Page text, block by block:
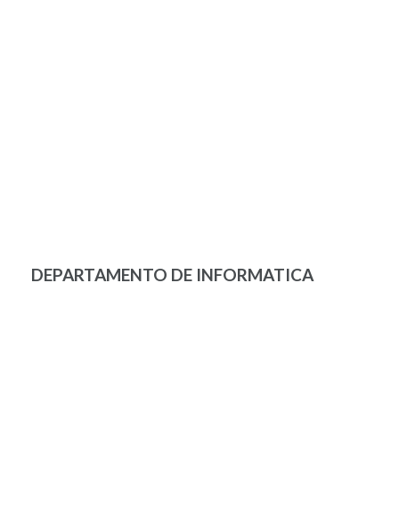
DEPARTAMENTO DE INFORMATICA